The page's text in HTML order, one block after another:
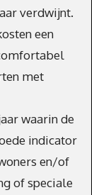
verdwijnt.
een
met
waarin de
indicator
en/of
of speciale